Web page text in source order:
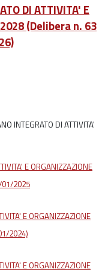
DI ATTIVITA' E
(Delibera n. 63
INTEGRATO DI ATTIVITA'
E ORGANIZZAZIONE
01/2025
E ORGANIZZAZIONE
2024)
E ORGANIZZAZIONE